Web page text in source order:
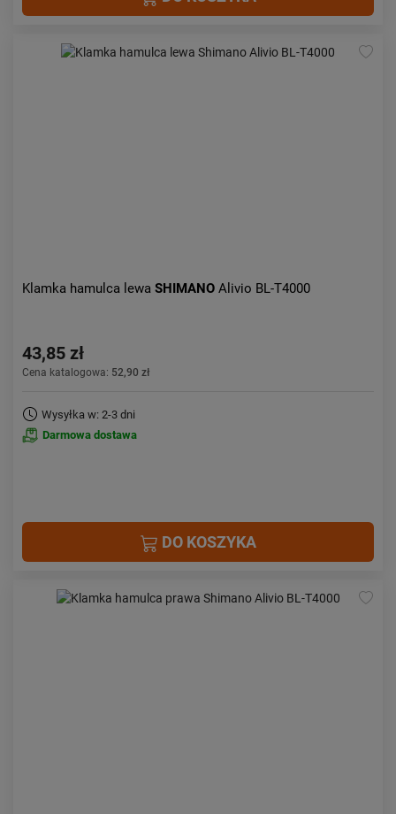
Klamka hamulca lewa SHIMANO Alivio BL-T4000
43,85 zł
Cena katalogowa: 52,90 zł
Wysyłka w: 2-3 dni
Darmowa dostawa
DO KOSZYKA